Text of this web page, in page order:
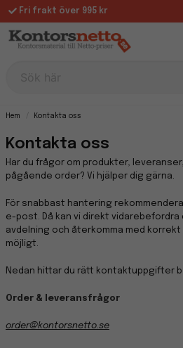
Fri frakt över 995 kr
Hem Kontakta oss
Kontakta oss
Har du frågor om produkter,
pågående order? Vi hjälper dig gärna.
För snabbast hantering
e-post. Då kan vi direkt
avdelning och återkomma med
möjligt.
Nedan hittar du rätt kontaktuppgifter
Order & leveransfrågor
order@kontorsnetto.se